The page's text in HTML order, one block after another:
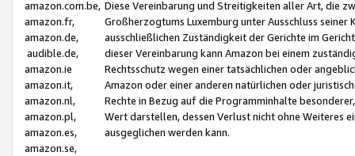
amazon.com.be,
amazon.fr,
amazon.de,
audible.de,
amazon.ie
amazon.it,
amazon.nl,
amazon.pl,
amazon.es,
amazon.se,
Diese Vereinbarung und Streitigkeiten aller Art, die
Großherzogtums Luxemburg unter Ausschluss
ausschließlichen Zuständigkeit der Gerichte im
dieser Vereinbarung kann Amazon bei einem
Rechtsschutz wegen einer tatsächlichen oder
Amazon oder einer anderen natürlichen oder
Rechte in Bezug auf die Programminhalte
Wert darstellen, dessen Verlust nicht ohne Weiteres
ausgeglichen werden kann.